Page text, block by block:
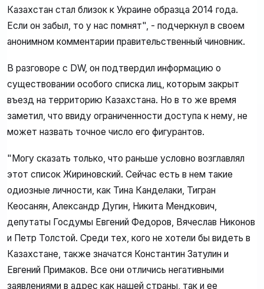
Казахстан стал близок к Украине образца 2014 года.
Если он забыл, то у нас помнят", - подчеркнул в своем
анонимном комментарии правительственный чиновник.
В разговоре с DW, он подтвердил информацию о
существовании особого списка лиц, которым закрыт
въезд на территорию Казахстана. Но в то же время
заметил, что ввиду ограниченности доступа к нему, не
может назвать точное число его фигурантов.
"Могу сказать только, что раньше условно возглавлял
этот список Жириновский. Сейчас есть в нем такие
одиозные личности, как Тина Канделаки, Тигран
Кеосанян, Александр Дугин, Никита Мендкович,
депутаты Госдумы Евгений Федоров, Вячеслав Никонов
и Петр Толстой. Среди тех, кого не хотели бы видеть в
Казахстане, также значатся Константин Затулин и
Евгений Примаков. Все они отличись негативными
заявлениями в адрес как нашей страны, так и ее